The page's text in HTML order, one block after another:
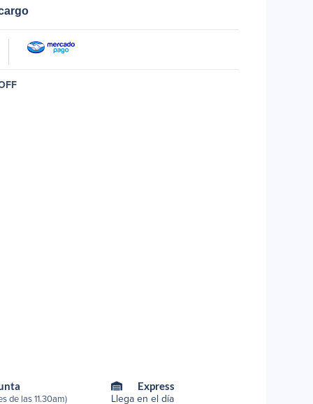
de las 11.30am)
Express
Llega en el día